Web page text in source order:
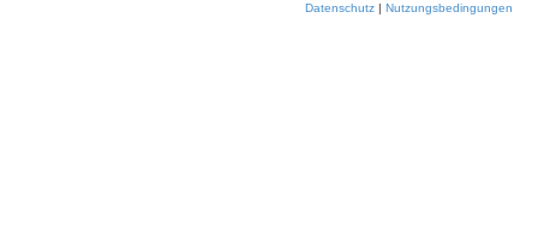
Datenschutz | Nutzungsbedingungen